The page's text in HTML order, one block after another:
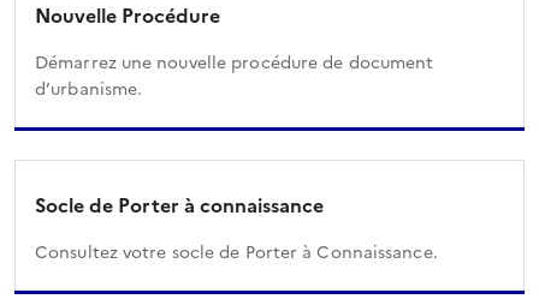
Nouvelle Procédure
Démarrez une nouvelle procédure de document
d’urbanisme.
Socle de Porter à connaissance
Consultez votre socle de Porter à Connaissance.